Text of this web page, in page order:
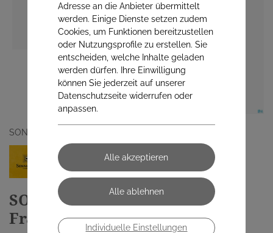
SONNENTOR KRAEUTERHANDELSGMBH
SONNENTOR Bio
Frauenteemantel 00481 40g
Adresse an die Anbieter übermittelt
werden. Einige Dienste setzen zudem
Cookies, um Funktionen bereitzustellen
oder Nutzungsprofile zu erstellen. Sie
entscheiden, welche Inhalte geladen
werden dürfen. Ihre Einwilligung
können Sie jederzeit auf unserer
Datenschutzseite widerrufen oder
anpassen.
Individuelle Einstellungen